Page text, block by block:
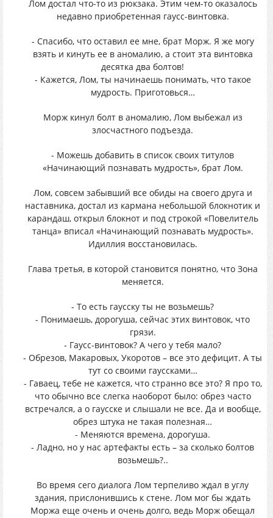
Лом достал что-то из рюкзака. Этим чем-то оказалось
недавно приобретенная гаусс-винтовка.
- Спасибо, что оставил ее мне, брат Морж. Я же могу
взять и кинуть ее в аномалию, а стоит эта винтовка
десятка два болтов!
- Кажется, Лом, ты начинаешь понимать, что такое
мудрость. Приготовься…
Морж кинул болт в аномалию, Лом выбежал из
злосчастного подъезда.
- Можешь добавить в список своих титулов
«Начинающий познавать мудрость», брат Лом.
Лом, совсем забывший все обиды на своего друга и
наставника, достал из кармана небольшой блокнотик и
карандаш, открыл блокнот и под строкой «Повелитель
танца» вписал «Начинающий познавать мудрость».
Идиллия восстановилась.
Глава третья, в которой становится понятно, что Зона
меняется.
- То есть гаусску ты не возьмешь?
- Понимаешь, дорогуша, сейчас этих винтовок, что
грязи.
- Гаусс-винтовок? А чего у тебя мало?
- Обрезов, Макаровых, Укоротов – все это дефицит. А ты
тут со своими гауссками…
- Гаваец, тебе не кажется, что странно все это? Я про то,
что обычно все слегка наоборот было: обрез часто
встречался, а о гаусске и слышали не все. Да и вообще,
обрез штука не такая полезная…
- Меняются времена, дорогуша.
- Ладно, но у нас артефакты есть – за сколько болтов
возьмешь?..
Во время сего диалога Лом терпеливо ждал в углу
здания, прислонившись к стене. Лом мог бы ждать
Моржа еще очень и очень долго, ведь Морж обещал